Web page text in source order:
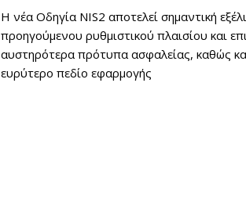
Η νέα Οδηγία NIS2 αποτελεί σημαντική
προηγούμενου ρυθμιστικού πλαισίου και
αυστηρότερα πρότυπα ασφαλείας, καθώς
ευρύτερο πεδίο εφαρμογής